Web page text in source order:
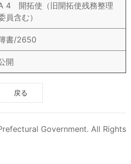
4 開拓使（旧開拓使残務整理
員含む）
書/2650
開
戻る
Government. All Rights